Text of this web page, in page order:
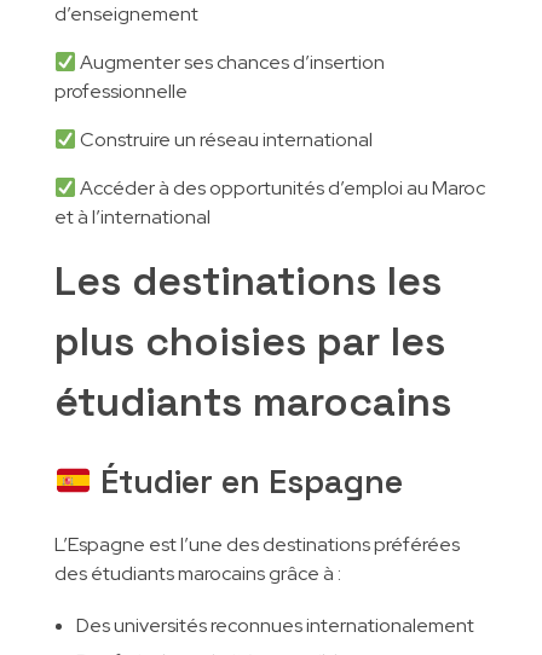
d’enseignement
Augmenter ses chances d’insertion
professionnelle
Construire un réseau international
Accéder à des opportunités d’emploi au Maroc
et à l’international
Les destinations les
plus choisies par les
étudiants marocains
Étudier en Espagne
L’Espagne est l’une des destinations préférées
des étudiants marocains grâce à :
Des universités reconnues internationalement